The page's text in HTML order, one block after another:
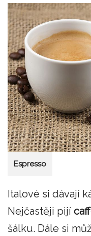
Espresso
Italové si dávají
Nejčastěji pijí
šálku. Dále si